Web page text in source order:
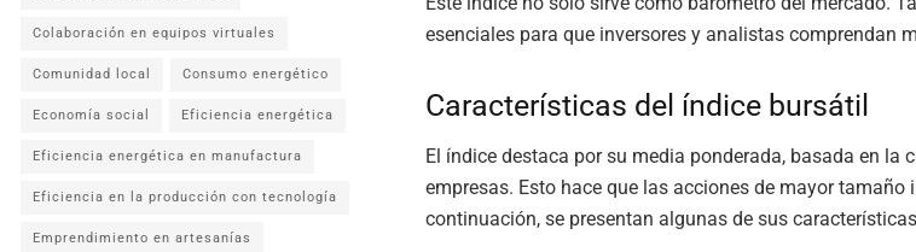
esenciales para que inversores y analistas comprendan
Características del índice bursátil
El índice destaca por su media ponderada, basada en la
empresas. Esto hace que las acciones de mayor tamaño
continuación, se presentan algunas de sus
Colaboración en equipos virtuales
Comunidad local Consumo energético
Economía social Eficiencia energética
Eficiencia energética en manufactura
Eficiencia en la producción con tecnología
Emprendimiento en artesanías